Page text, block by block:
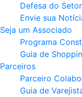
Defesa do Setor
Envie sua
Seja um Associado
Programa
Guia de
Parceiros
Parceiro
Guia de